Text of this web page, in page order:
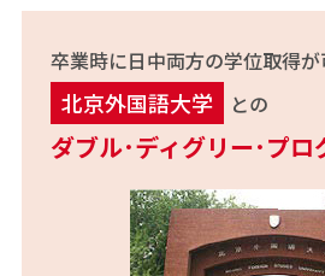
卒業時に日中両方の学位取得が
北京外国語大学 との
ダブル･ディグリー･プロ